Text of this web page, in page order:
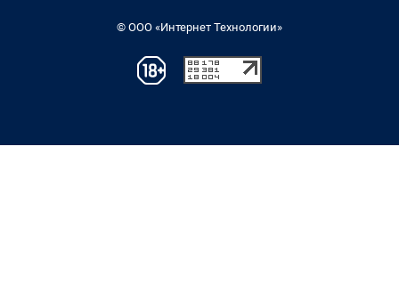
© ООО «Интернет Технологии»